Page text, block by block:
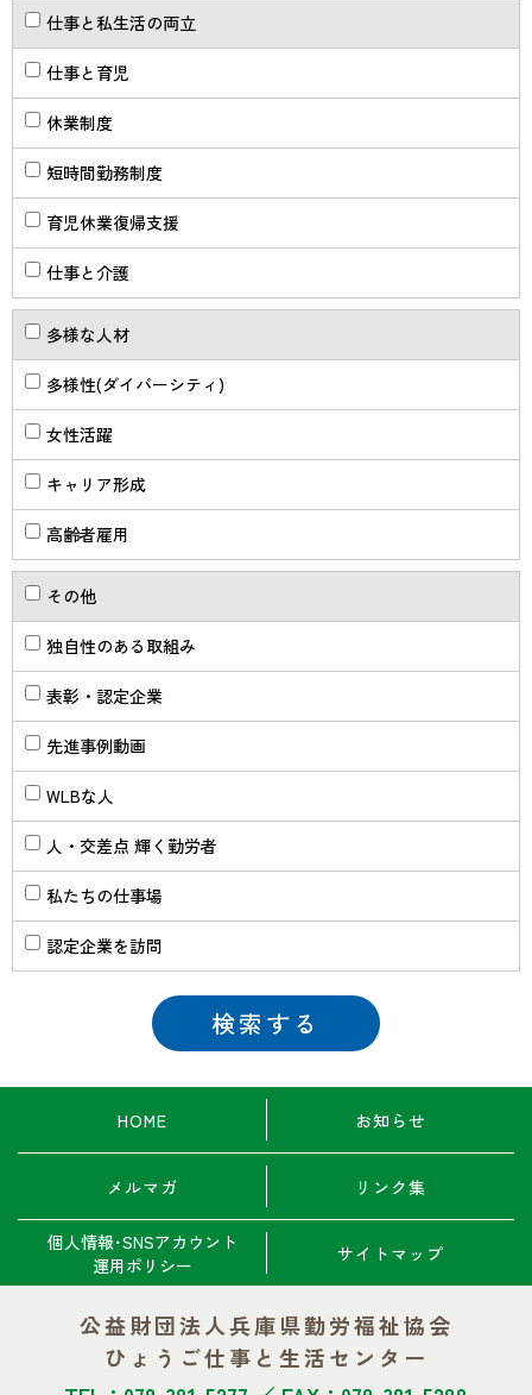
仕事と私生活の両立
仕事と育児
休業制度
短時間勤務制度
育児休業復帰支援
仕事と介護
多様な人材
多様性(ダイバーシティ)
女性活躍
キャリア形成
高齢者雇用
その他
独自性のある取組み
表彰・認定企業
先進事例動画
WLBな人
人・交差点 輝く勤労者
私たちの仕事場
認定企業を訪問
HOME お知らせ
メルマガ リンク集
個人情報･SNSアカウント
運用ポリシー
サイトマップ
公益財団法人兵庫県勤労福祉協会
ひょうご仕事と生活センター